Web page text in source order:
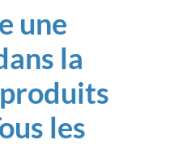
une
la
les